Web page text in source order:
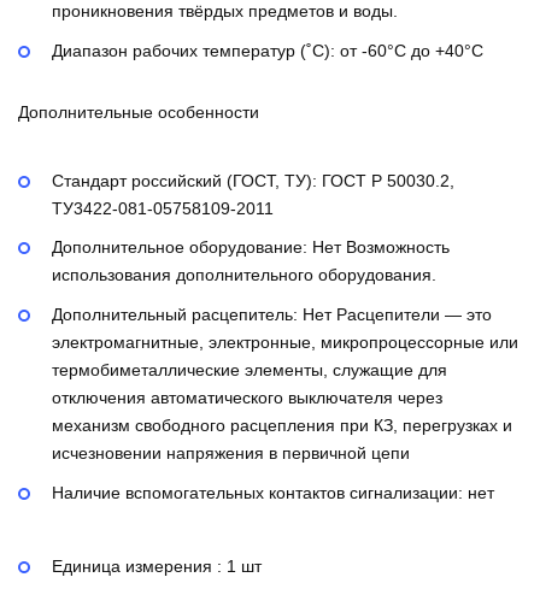
проникновения твёрдых предметов и воды.
Диапазон рабочих температур (˚С): от -60°С до +40°С
Дополнительные особенности
Стандарт российский (ГОСТ, ТУ): ГОСТ Р 50030.2,
ТУ3422-081-05758109-2011
Дополнительное оборудование: Нет Возможность
использования дополнительного оборудования.
Дополнительный расцепитель: Нет Расцепители — это
электромагнитные, электронные, микропроцессорные или
термобиметаллические элементы, служащие для
отключения автоматического выключателя через
механизм свободного расцепления при КЗ, перегрузках и
исчезновении напряжения в первичной цепи
Наличие вспомогательных контактов сигнализации: нет
Единица измерения : 1 шт